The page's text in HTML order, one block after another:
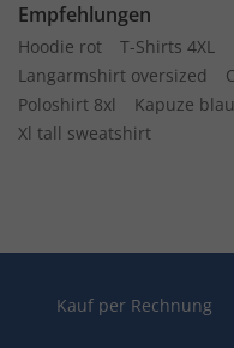
Empfehlungen
Hoodie rot T-Shirts 4XL
Langarmshirt oversized
Poloshirt 8xl
Kapuze
Xl tall sweatshirt
Kauf per Rechnung